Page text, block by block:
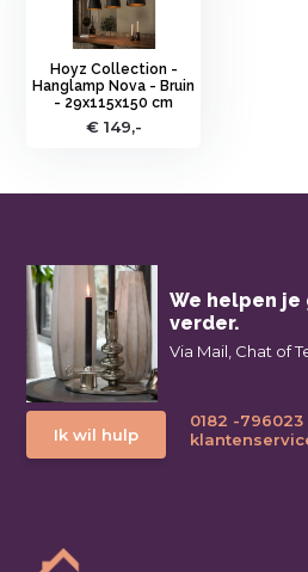
Hoyz Collection -
Hanglamp Nova - Bruin
- 29x115x150 cm
€ 149,-
We helpen je
verder.
Via Mail, Chat of
Ik wil hulp
0182 -796023